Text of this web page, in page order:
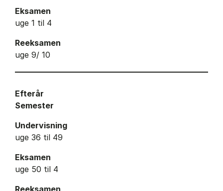
Eksamen
uge 1 til 4
Reeksamen
uge 9/ 10
Efterår
Semester
Undervisning
uge 36 til 49
Eksamen
uge 50 til 4
Reeksamen